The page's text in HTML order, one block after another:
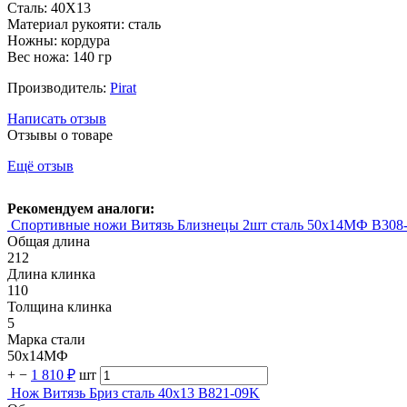
Сталь: 40Х13
Материал рукояти: сталь
Ножны: кордура
Вес ножа: 140 гр
Производитель: Pirat
Написать отзыв
Отзывы о товаре
Ещё отзыв
Рекомендуем аналоги:
Спортивные ножи Витязь Близнецы 2шт сталь 50х14МФ
Общая длина
212
Длина клинка
110
Толщина клинка
5
Марка стали
50х14МФ
+ − 1 810 ₽ шт
Нож Витязь Бриз сталь 40х13 B821-09K